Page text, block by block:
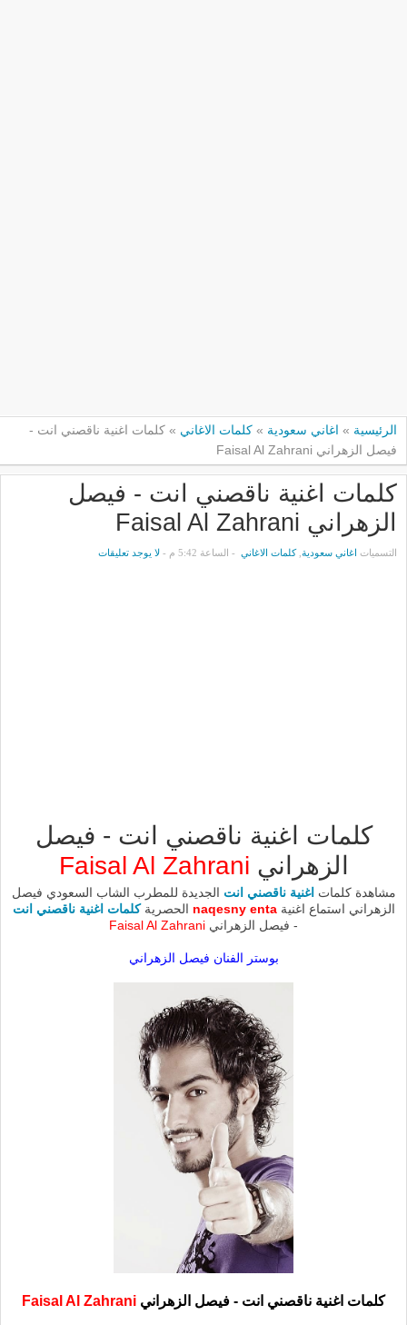
الرئيسية » اغاني سعودية » كلمات الاغاني » كلمات اغنية ناقصني انت -
فيصل الزهراني Faisal Al Zahrani
كلمات اغنية ناقصني انت - فيصل
الزهراني Faisal Al Zahrani
التسميات اغاني سعودية ,كلمات الاغاني - الساعة 5:42 م - لا يوجد تعليقات
كلمات اغنية ناقصني انت - فيصل
الزهراني Faisal Al Zahrani
مشاهدة كلمات اغنية ناقصني انت الجديدة للمطرب الشاب السعودي فيصل
الزهراني استماع اغنيةnaqesny enta الحصريةكلمات اغنية ناقصني انت
- فيصل الزهراني
بوستر الفنان فيصل الزهراني
كلمات اغنية ناقصني انت - فيصل الزهراني Faisal Al Zahrani